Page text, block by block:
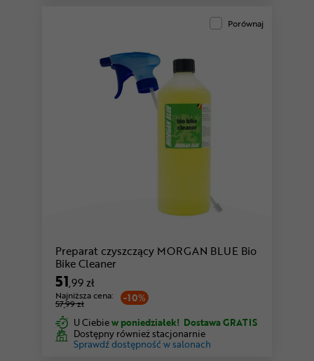
Porównaj
Preparat czyszczący MORGAN BLUE Bio
Bike Cleaner
51,99 zł
-10%
Najniższa cena:
57,99 zł
U Ciebiew poniedziałek! Dostawa GRATIS
Dostępny również stacjonarnie
Sprawdź dostępność w salonach